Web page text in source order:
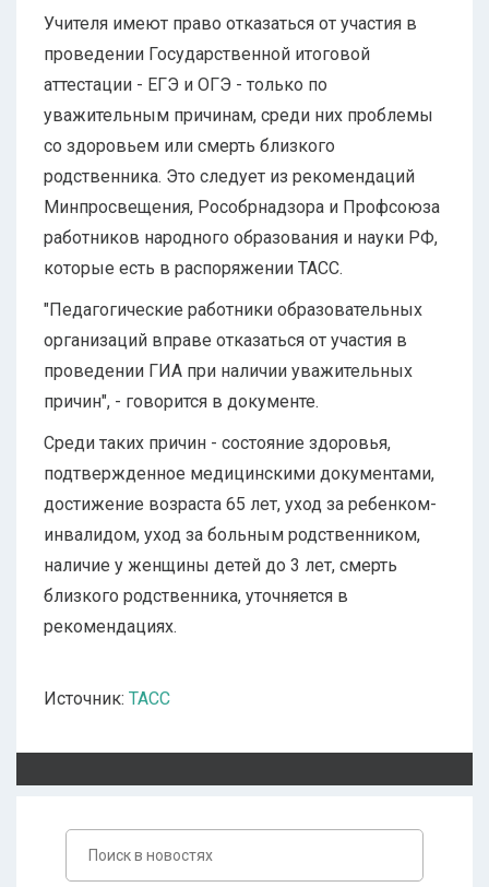
Учителя имеют право отказаться от участия в
проведении Государственной итоговой
аттестации - ЕГЭ и ОГЭ - только по
уважительным причинам, среди них проблемы
со здоровьем или смерть близкого
родственника. Это следует из рекомендаций
Минпросвещения, Рособрнадзора и Профсоюза
работников народного образования и науки РФ,
которые есть в распоряжении ТАСС.
"Педагогические работники образовательных
организаций вправе отказаться от участия в
проведении ГИА при наличии уважительных
причин", - говорится в документе.
Среди таких причин - состояние здоровья,
подтвержденное медицинскими документами,
достижение возраста 65 лет, уход за ребенком-
инвалидом, уход за больным родственником,
наличие у женщины детей до 3 лет, смерть
близкого родственника, уточняется в
рекомендациях.
Источник: ТАСС